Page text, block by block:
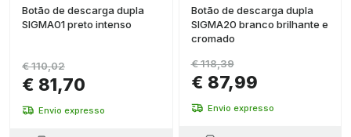
Botão de descarga dupla
SIGMA01 preto intenso
€ 81,70
€ 110,02
Envio expresso
Botão de descarga dupla
SIGMA20 branco brilhante e
cromado
€ 87,99
€ 118,39
Envio expresso